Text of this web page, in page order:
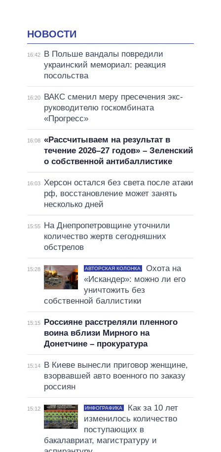
НОВОСТИ
16:42
В Польше вандалы повредили
украинский мемориал: реакция
посольства
16:20
ВАКС сменил меру пресечения экс-
руководителю госкомбината
«Прогресс»
16:08 «Рассчитываем на результат в
течение 2026–27 годов» – Зеленский
о собственной антибаллистике
16:03 Херсон остался без света после атаки
рф, восстановление может занять
несколько дней
15:55
На Днепропетровщине уточнили
количество жертв сегодняшних
обстрелов
15:28 АВТОРСКАЯ КОЛОНКА
Охота на
«Искандер»: можно ли его
уничтожить без
собственной баллистики
15:15
Россияне расстреляли пленного
воина вблизи Мирного на
Донетчине – прокуратура
15:14
В Киеве вынесли приговор женщине,
взорвавшей авто военного по заказу
россиян
15:12 ИНФОГРАФИКА
Как за 10 лет
изменилось количество
поступающих в
бакалавриат, магистратуру и